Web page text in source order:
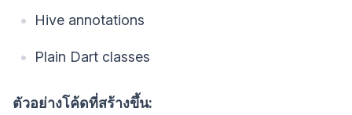
Hive annotations
Plain Dart classes
ตัวอย่างโค้ดที่สร้างขึ้น: